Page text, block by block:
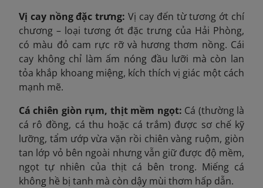
Vị cay nồng đặc trưng: Vị cay đến từ tương ớt chí
chương – loại tương ớt đặc trưng của Hải Phòng,
có màu đỏ cam rực rỡ và hương thơm nồng. Cái
cay không chỉ làm ấm nóng đầu lưỡi mà còn lan
tỏa khắp khoang miệng, kích thích vị giác một cách
mạnh mẽ.
Cá chiên giòn rụm, thịt mềm ngọt: Cá (thường là
cá rô đồng, cá thu hoặc cá trắm) được sơ chế kỹ
lưỡng, tẩm ướp vừa vặn rồi chiên vàng ruộm, giòn
tan lớp vỏ bên ngoài nhưng vẫn giữ được độ mềm,
ngọt tự nhiên của thịt cá bên trong. Miếng cá
không hề bị tanh mà còn dậy mùi thơm hấp dẫn.